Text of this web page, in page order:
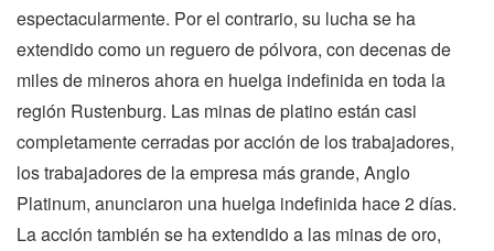
espectacularmente. Por el contrario, su lucha se ha
extendido como un reguero de pólvora, con decenas de
miles de mineros ahora en huelga indefinida en toda la
región Rustenburg. Las minas de platino están casi
completamente cerradas por acción de los trabajadores,
los trabajadores de la empresa más grande, Anglo
Platinum, anunciaron una huelga indefinida hace 2 días.
La acción también se ha extendido a las minas de oro,